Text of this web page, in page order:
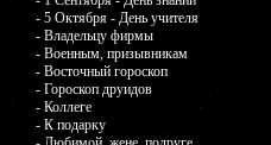
- 5 Октября - День учителя
- Владельцу фирмы
- Военным, призывникам
- Восточный гороскоп
- Гороскоп друидов
- Коллеге
- К подарку